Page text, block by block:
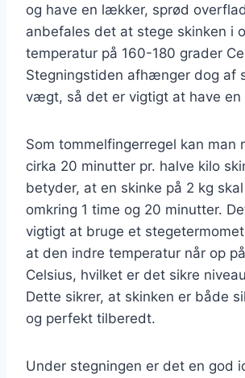
og have en lækker, sprød
anbefales det at stege skinken i
temperatur på 160-180 grader
Stegningstiden afhænger dog af
vægt, så det er vigtigt at have en
Som tommelfingerregel kan man
cirka 20 minutter pr. halve kilo
betyder, at en skinke på 2 kg
omkring 1 time og 20 minutter.
vigtigt at bruge et
at den indre temperatur når op
Celsius, hvilket er det sikre
Dette sikrer, at skinken er både
og perfekt tilberedt.
Under stegningen er det en god